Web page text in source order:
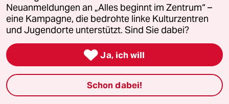
Inkaufnehmen des Faschismus hat
Troller so empört.
60440 (Profil gelöscht)
Wie Georg Stefan Troller, 95 Jahre jung,
jüdischer Weltbürger, der als Siebzehnjähriger
Neuanmeldungen an „Alles beginnt im Zentrum“ –
eine Kampagne, die bedrohte linke Kulturzentren
und Jugendorte unterstützt. Sind Sie dabei?
 Ja, ich will
Schon dabei!